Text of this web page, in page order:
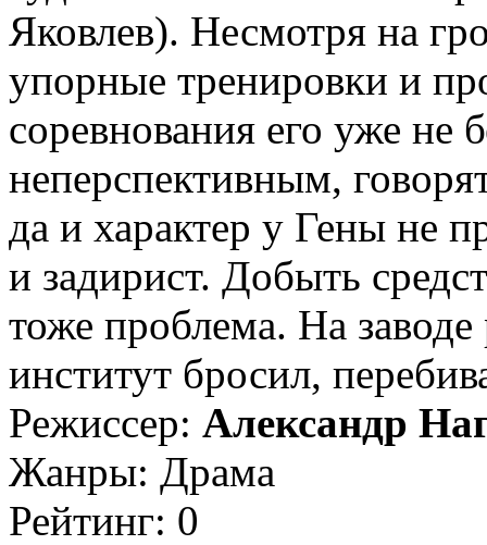
Яковлев). Несмотря на
упорные тренировки и
соревнования его уже не
неперспективным,
да и характер у Гены не
и задирист. Добыть
тоже проблема. На заводе
институт бросил,
Режиссер: Александр
Жанры: Драма
Рейтинг: 0